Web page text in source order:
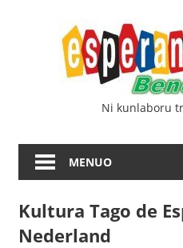
Ni kunlaboru
MENUO
Kultura Tago de
Nederland